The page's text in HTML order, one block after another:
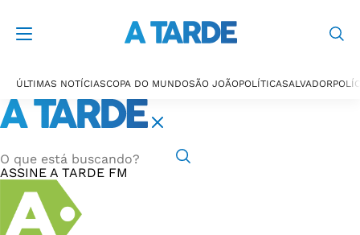
ÚLTIMAS NOTÍCIASCOPA DO MUNDOSÃO JOÃOPOLÍTICASALVADOR
ASSINE A TARDE FM